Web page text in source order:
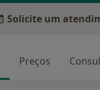
Solicite um
Preços